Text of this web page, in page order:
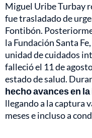
Miguel Uribe Turbay
fue trasladado de
Fontibón.
la Fundación Santa
unidad de cuidados
falleció el 11 de
estado de salud.
hecho avances en
llegando a la captura
meses e incluso a